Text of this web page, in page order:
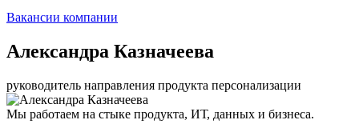
Вакансии компании
Александра Казначеева
руководитель направления продукта персонализации
Мы работаем на стыке продукта, ИТ, данных и бизнеса.